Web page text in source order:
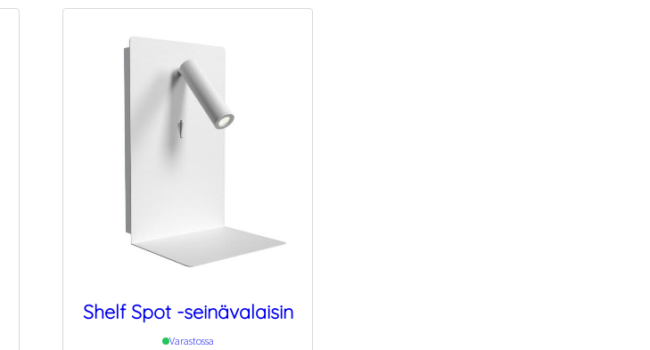
Shelf Spot -seinävalaisin
Varastossa